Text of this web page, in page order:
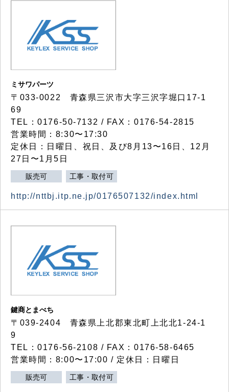
ミサワパーツ
〒033-0022 青森県三沢市大字三沢字堀口17-1
69
TEL：0176-50-7132 / FAX：0176-54-2815
営業時間：8:30〜17:30
定休日：日曜日、祝日、及び8月13〜16日、12月
27日〜1月5日
販売可 工事・取付可
http://nttbj.itp.ne.jp/0176507132/index.html
鍵商とまべち
〒039-2404 青森県上北郡東北町上北北1-24-1
9
TEL：0176-56-2108 / FAX：0176-58-6465
営業時間：8:00〜17:00 / 定休日：日曜日
販売可 工事・取付可